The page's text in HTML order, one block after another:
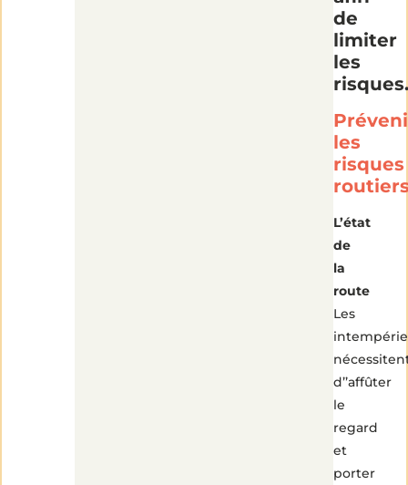
de
limiter
les
risques.
les
risques
L’état
de
la
route
Les
d’’affûter
le
regard
et
porter